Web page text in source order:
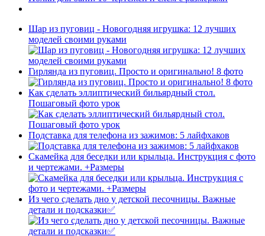
Шар из пуговиц - Новогодняя игрушка: 12 лучших
моделей своими руками
Гирлянда из пуговиц. Просто и оригинально! 8 фото
Как сделать эллиптический бильярдный стол.
Пошаговый фото урок
Подставка для телефона из зажимов: 5 лайфхаков
Скамейка для беседки или крыльца. Инструкция с фото
и чертежами. +Размеры
Из чего сделать дно у детской песочницы. Важные
детали и подсказки✅